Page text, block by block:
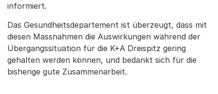
informiert.
Das Gesundheitsdepartement ist überzeugt, dass mit
diesen Massnahmen die Auswirkungen während der
Übergangssituation für die K+A Dreispitz gering
gehalten werden können, und bedankt sich für die
bisherige gute Zusammenarbeit.